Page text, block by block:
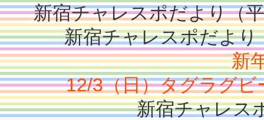
新宿チャレスポだより（
新宿チャレスポだより
新
12/3（日）タグラグ
新宿チャレス